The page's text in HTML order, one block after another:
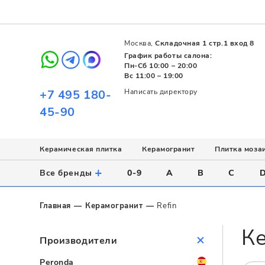
+7 495 180-
45-90
Написать директору
Москва,Складочная 1 стр.1 вход 8
График работы салона:
Пн-Сб 10:00 – 20:00
Вс 11:00 – 19:00
Керамическая плитка
Использование
Напольное
Настенное
Назначение
Для ванной
Стиль
Современный
Пэчворк
Керамогранит
Назначение
Для ванной
Напольное
Поверхность
Матовая
Полированная
Плитка
Назначение
Для ванной
Для бассейна
Цвет
Белый
Серый
Все бренды + 0-9 A B C D
Главная Керамогранит Refin
Производители
Peronda